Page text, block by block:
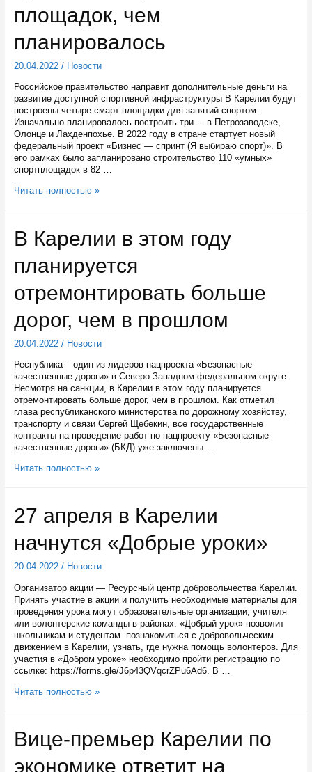
площадок, чем
планировалось
20.04.2022/ Новости
Российское правительство направит дополнительные деньги на
развитие доступной спортивной инфраструктуры В Карелии будут
построены четыре смарт-площадки для занятий спортом.
Изначально планировалось построить три – в Петрозаводске,
Олонце и Лахденпохье. В 2022 году в стране стартует новый
федеральный проект «Бизнес — спринт (Я выбираю спорт)». В
его рамках было запланировано строительство 110 «умных»
спортплощадок в 82 …
В
«умных»
спортивных
площадок,
чем
Читать полностью »
В Карелии в этом году
планируется
отремонтировать больше
дорог, чем в прошлом
20.04.2022/ Новости
Республика – один из лидеров нацпроекта «Безопасные
качественные дороги» в Северо-Западном федеральном округе.
Несмотря на санкции, в Карелии в этом году планируется
отремонтировать больше дорог, чем в прошлом. Как отметил
глава республиканского министерства по дорожному хозяйству,
транспорту и связи Сергей Щебекин, все государственные
контракты на проведение работ по нацпроекту «Безопасные
качественные дороги» (БКД) уже заключены. …
В
году
отремонтировать
больше
дорог,
в
прошлом
Читать полностью »
27 апреля в Карелии
начнутся «Добрые уроки»
20.04.2022/ Новости
Организатор акции — Ресурсный центр добровольчества Карелии.
Принять участие в акции и получить необходимые материалы для
проведения урока могут образовательные организации, учителя
или волонтерские команды в районах. «Добрый урок» позволит
школьникам и студентам познакомиться с добровольческим
движением в Карелии, узнать, где нужна помощь волонтеров. Для
участия в «Добром уроке» необходимо пройти регистрацию по
ссылке: https://forms.gle/J6p43QVqcrZPu6Ad6. В …
27
начнутся
«Добрые
уроки»
Читать полностью »
Вице-премьер Карелии по
экономике ответит на